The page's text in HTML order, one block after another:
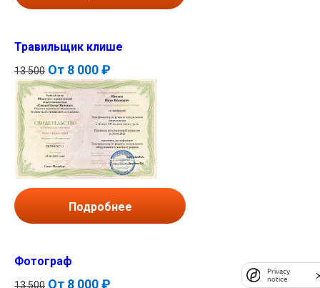
Травильщик клише
13 500 От 8 000 ₽
Подробнее
Фотограф
13 500 От 8 000 ₽
Privacy
notice